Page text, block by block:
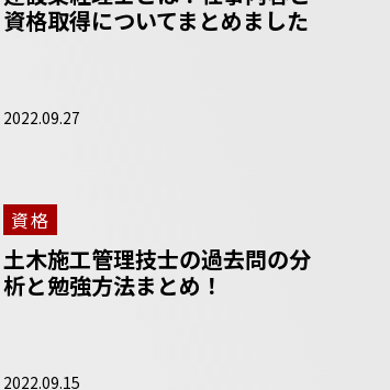
資格取得についてまとめました
2022.09.27
資格
土木施工管理技士の過去問の分
析と勉強方法まとめ！
2022.09.15